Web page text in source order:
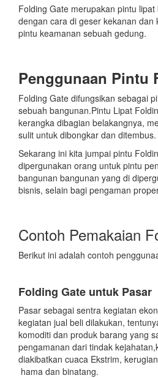
Folding Gate merupakan pintu
dengan cara di geser kekanan dan
pintu keamanan sebuah gedung.
Penggunaan Pintu
Folding Gate difungsikan sebagai
sebuah bangunan.Pintu Lipat
kerangka dibagian belakangnya,
sulit untuk dibongkar dan ditembus.
Sekarang ini kita jumpai pintu
dipergunakan orang untuk pintu
bangunan bangunan yang di
bisnis, selain bagi pengaman
Contoh Pemakaian
Berikut ini adalah contoh
Folding Gate untuk Pasar
Pasar sebagai sentra kegiatan
kegiatan jual beli dilakukan,
komoditi dan produk barang yang
pengamanan dari tindak
diakibatkan cuaca Ekstrim,
hama dan binatang.